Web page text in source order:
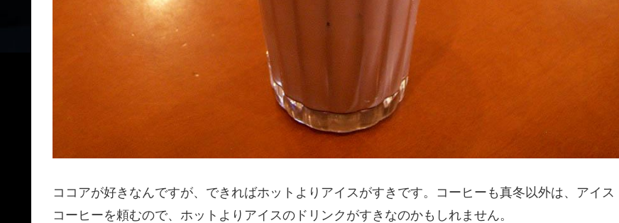
ココアが好きなんですが、できればホットよりアイスがすきです。コーヒーも真冬以外は、アイス
コーヒーを頼むので、ホットよりアイスのドリンクがすきなのかもしれません。